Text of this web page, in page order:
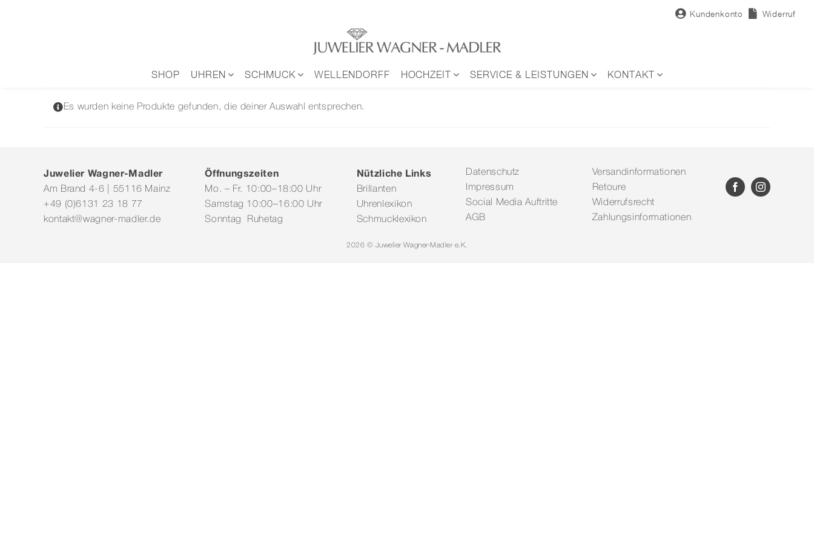
Kundenkonto Widerruf
SHOP UHREN SCHMUCK WELLENDORFF HOCHZEIT SERVICE & LEISTUNGEN KONTAKT
Es wurden keine Produkte gefunden, die deiner Auswahl entsprechen.
Juwelier Wagner-Madler
Am Brand 4-6 | 55116 Mainz
+49 (0)6131 23 18 77
kontakt@wagner-madler.de
Öffnungszeiten
Mo. – Fr. 10:00–18:00 Uhr
Samstag 10:00–16:00 Uhr
Sonntag Ruhetag
Nützliche Links
Brillanten
Uhrenlexikon
Schmucklexikon
Datenschutz
Impressum
Social Media Auftritte
AGB
Versandinformationen
Retoure
Widerrufsrecht
Zahlungsinformationen
2026 © Juwelier Wagner-Madler e.K.